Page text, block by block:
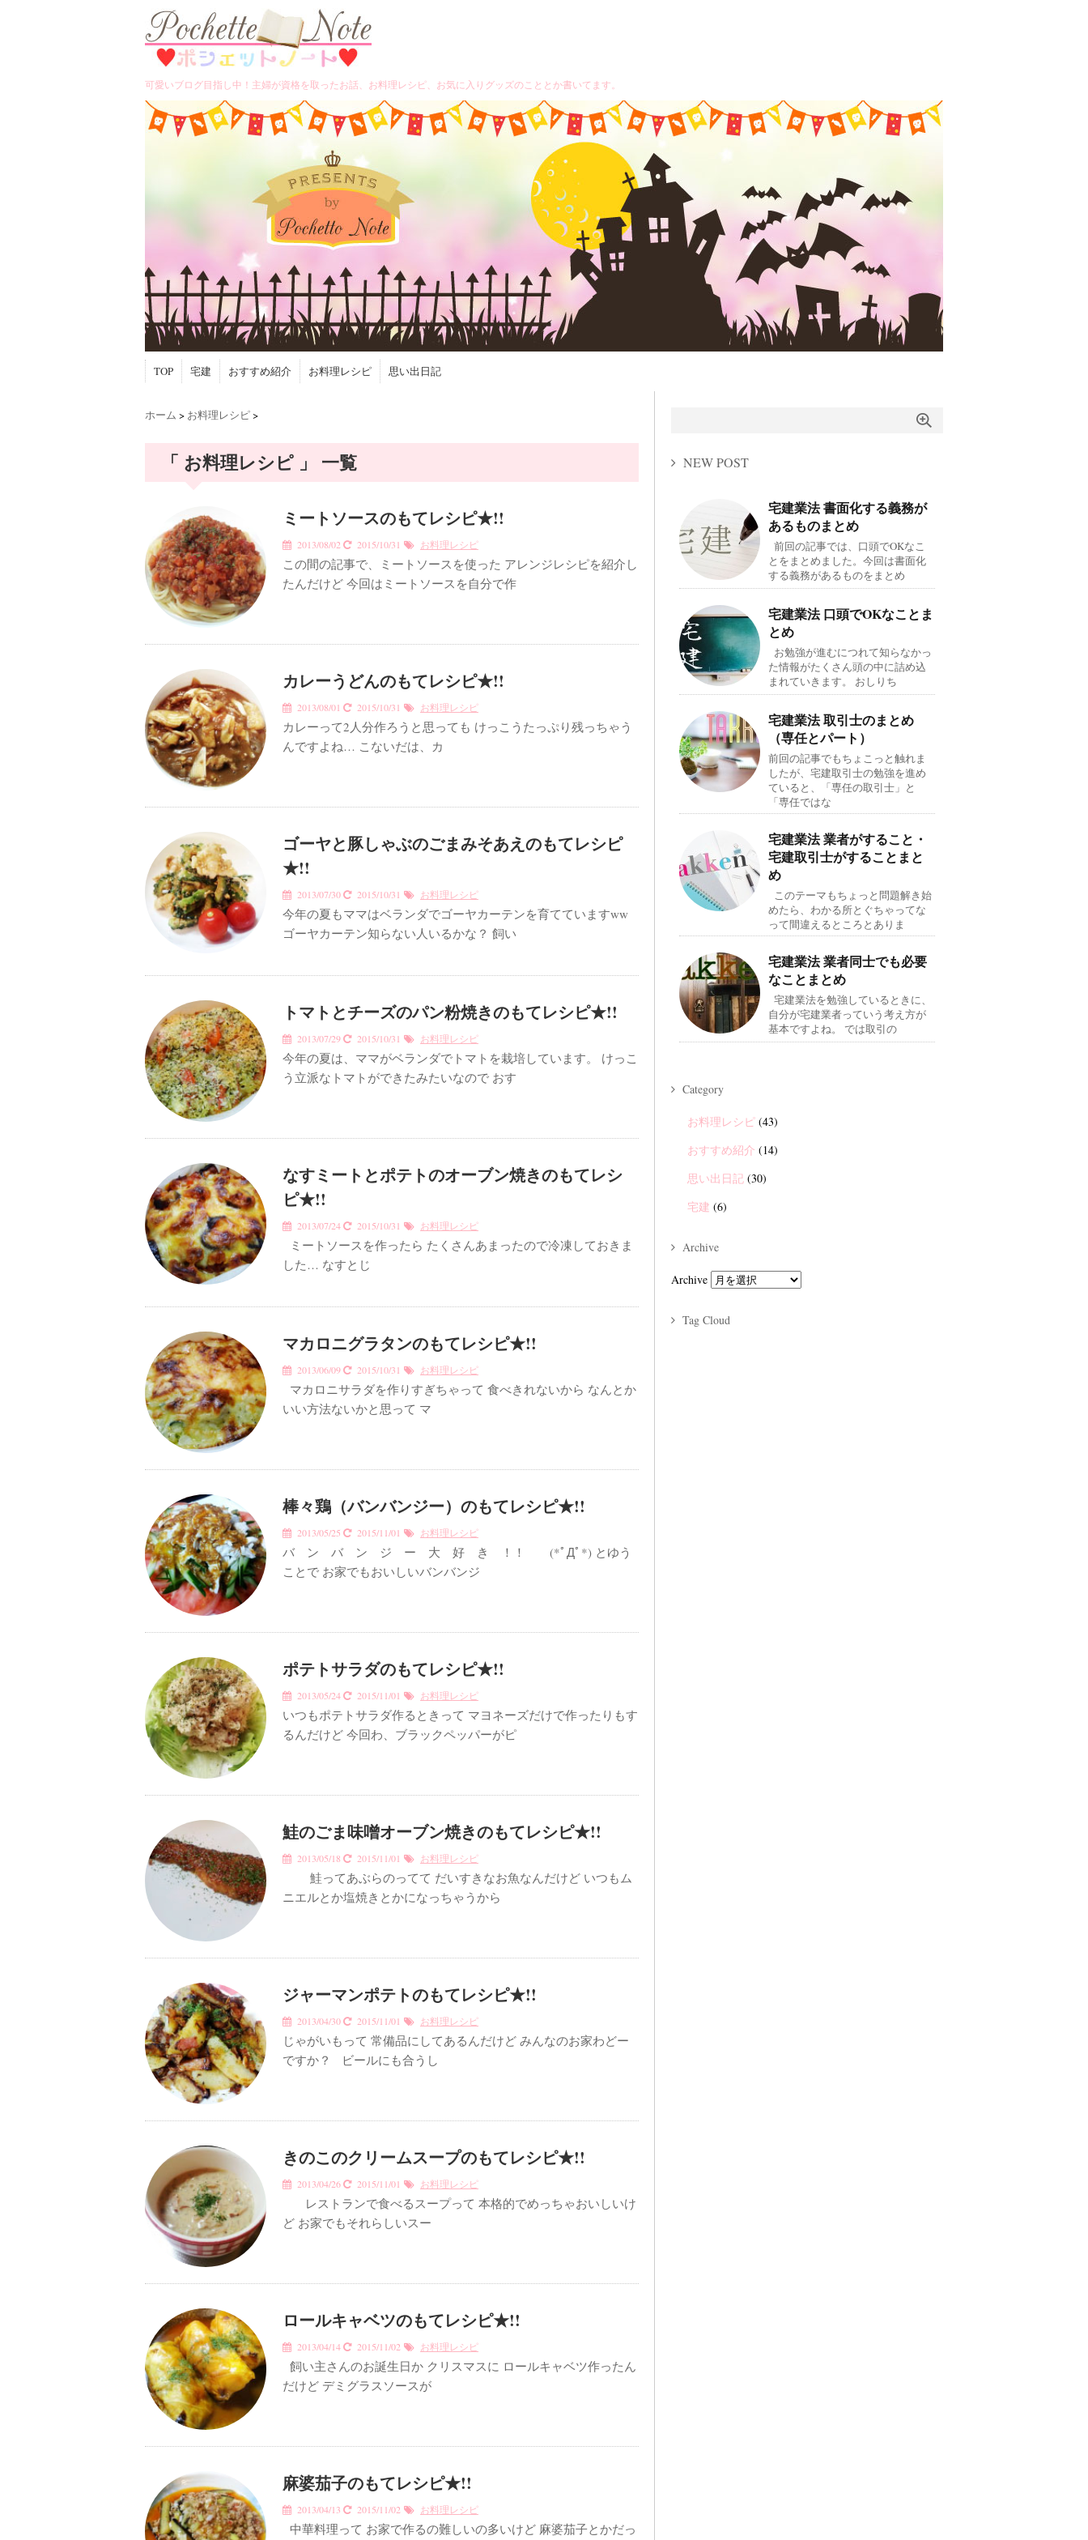
可愛いブログ目指し中！主婦が資格を取ったお話、お料理レシピ、お気に入りグッズのこととか書いてます。
TOP 宅建 おすすめ紹介 お料理レシピ 思い出日記
ホーム > お料理レシピ>
「 お料理レシピ 」 一覧
ミートソースのもてレシピ★!!
2013/08/02 2015/10/31 お料理レシピ
この間の記事で、ミートソースを使った アレンジレシピを紹介し
たんだけど 今回はミートソースを自分で作
カレーうどんのもてレシピ★!!
2013/08/01 2015/10/31 お料理レシピ
カレーって2人分作ろうと思っても けっこうたっぷり残っちゃう
んですよね… こないだは、カ
ゴーヤと豚しゃぶのごまみそあえのもてレシピ
★!!
2013/07/30 2015/10/31 お料理レシピ
今年の夏もママはベランダでゴーヤカーテンを育てていますww
ゴーヤカーテン知らない人いるかな？ 飼い
トマトとチーズのパン粉焼きのもてレシピ★!!
2013/07/29 2015/10/31 お料理レシピ
今年の夏は、ママがベランダでトマトを栽培しています。 けっこ
う立派なトマトができたみたいなので おす
なすミートとポテトのオーブン焼きのもてレシ
ピ★!!
2013/07/24 2015/10/31 お料理レシピ
ミートソースを作ったら たくさんあまったので冷凍しておきま
した… なすとじ
マカロニグラタンのもてレシピ★!!
2013/06/09 2015/10/31 お料理レシピ
マカロニサラダを作りすぎちゃって 食べきれないから なんとか
いい方法ないかと思って マ
棒々鶏（バンバンジー）のもてレシピ★!!
2013/05/25 2015/11/01 お料理レシピ
バ ン バ ン ジ ー 大 好 き ！！ (*ﾟДﾟ*) とゆう
ことで お家でもおいしいバンバンジ
ポテトサラダのもてレシピ★!!
2013/05/24 2015/11/01 お料理レシピ
いつもポテトサラダ作るときって マヨネーズだけで作ったりもす
るんだけど 今回わ、ブラックペッパーがピ
鮭のごま味噌オーブン焼きのもてレシピ★!!
2013/05/18 2015/11/01 お料理レシピ
鮭ってあぶらのってて だいすきなお魚なんだけど いつもム
ニエルとか塩焼きとかになっちゃうから
ジャーマンポテトのもてレシピ★!!
2013/04/30 2015/11/01 お料理レシピ
じゃがいもって 常備品にしてあるんだけど みんなのお家わどー
ですか？ ビールにも合うし
きのこのクリームスープのもてレシピ★!!
2013/04/26 2015/11/01 お料理レシピ
レストランで食べるスープって 本格的でめっちゃおいしいけ
ど お家でもそれらしいスー
ロールキャベツのもてレシピ★!!
2013/04/14 2015/11/02 お料理レシピ
飼い主さんのお誕生日か クリスマスに ロールキャベツ作ったん
だけど デミグラスソースが
麻婆茄子のもてレシピ★!!
2013/04/13 2015/11/02 お料理レシピ
中華料理って お家で作るの難しいの多いけど 麻婆茄子とかだっ
NEW POST
宅建業法 書面化する義務が
あるものまとめ
前回の記事では、口頭でOKなこ
とをまとめました。今回は書面化
する義務があるものをまとめ
宅建業法 口頭でOKなことま
とめ
お勉強が進むにつれて知らなかっ
た情報がたくさん頭の中に詰め込
まれていきます。 おしりち
宅建業法 取引士のまとめ
（専任とパート）
前回の記事でもちょこっと触れま
したが、宅建取引士の勉強を進め
ていると、「専任の取引士」と
「専任ではな
宅建業法 業者がすること・
宅建取引士がすることまと
め
このテーマもちょっと問題解き始
めたら、わかる所とぐちゃってな
って間違えるところとありま
宅建業法 業者同士でも必要
なことまとめ
宅建業法を勉強しているときに、
自分が宅建業者っていう考え方が
基本ですよね。 では取引の
Category
お料理レシピ (43)
おすすめ紹介 (14)
思い出日記 (30)
宅建 (6)
Archive
Archive
Tag Cloud